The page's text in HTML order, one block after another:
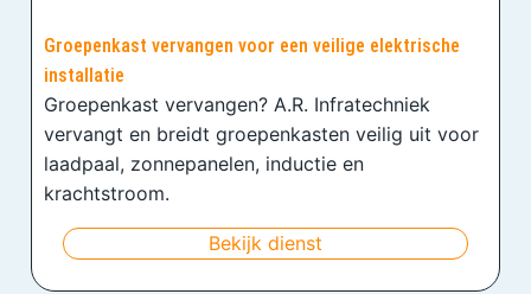
Groepenkast vervangen voor een veilige elektrische
installatie
Groepenkast vervangen? A.R. Infratechniek
vervangt en breidt groepenkasten veilig uit voor
laadpaal, zonnepanelen, inductie en
krachtstroom.
Bekijk dienst